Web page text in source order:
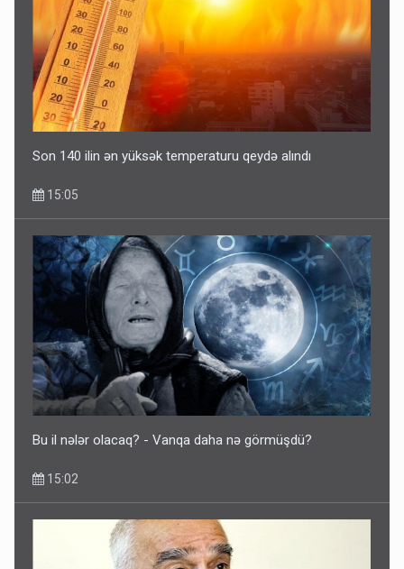
Son 140 ilin ən yüksək temperaturu qeydə alındı
15:05
Bu il nələr olacaq? - Vanqa daha nə görmüşdü?
15:02